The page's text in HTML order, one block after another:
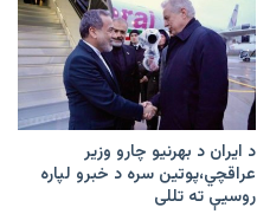
د ایران د بهرنیو چارو وزیر
عراقچي،پوتین سره د خبرو لپاره
روسیې ته تللی